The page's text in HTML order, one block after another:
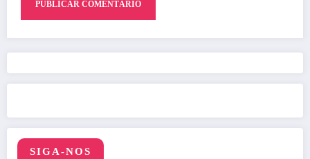
SIGA-NOS